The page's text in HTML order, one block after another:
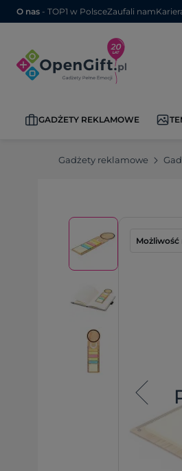
O nas - TOP1 w PolsceZaufali nam
GADŻETY REKLAMOWE
Gadżety reklamowe